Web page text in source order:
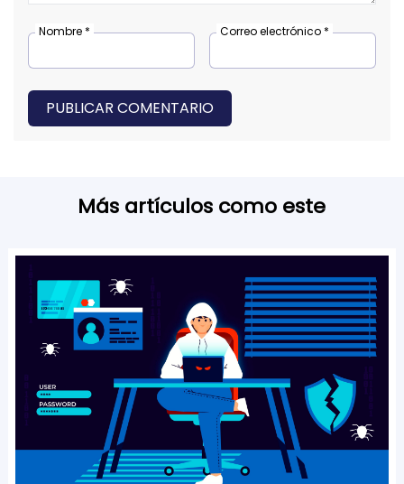
Nombre * Correo electrónico *
PUBLICAR COMENTARIO
Más artículos como este